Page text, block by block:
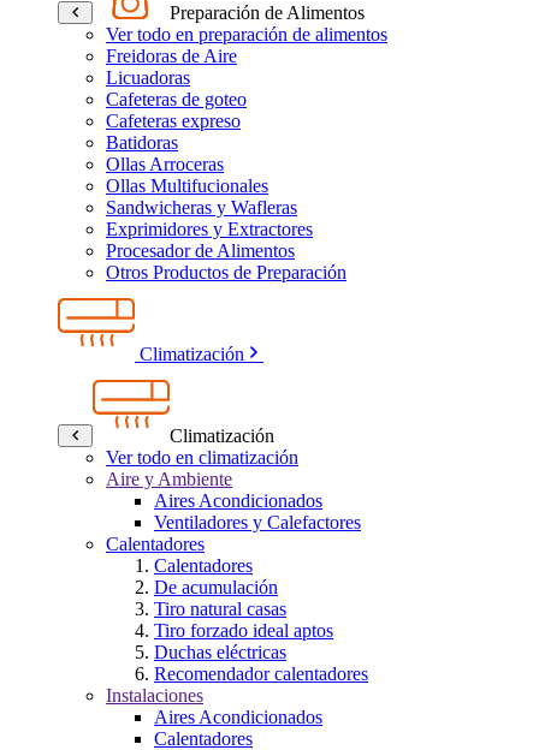
Preparación de Alimentos
Ver todo en preparación de alimentos
Freidoras de Aire
Licuadoras
Cafeteras de goteo
Cafeteras expreso
Batidoras
Ollas Arroceras
Ollas Multifucionales
Sandwicheras y Wafleras
Exprimidores y Extractores
Procesador de Alimentos
Otros Productos de Preparación
Climatización
Climatización
Ver todo en climatización
Aire y Ambiente
Aires Acondicionados
Ventiladores y Calefactores
Calentadores
Calentadores
De acumulación
Tiro natural casas
Tiro forzado ideal aptos
Duchas eléctricas
Recomendador calentadores
Instalaciones
Aires Acondicionados
Calentadores